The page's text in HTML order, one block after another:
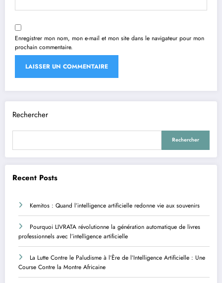
Enregistrer mon nom, mon e-mail et mon site dans le navigateur pour mon
prochain commentaire.
Rechercher
Rechercher
Recent Posts
Kemitos : Quand l’intelligence artificielle redonne vie aux souvenirs
Pourquoi LIVRATA révolutionne la génération automatique de livres
professionnels avec l’intelligence artificielle
La Lutte Contre le Paludisme à l’Ère de l’Intelligence Artificielle : Une
Course Contre la Montre Africaine